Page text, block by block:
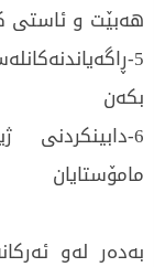
هەبێت و ئاستی
5-
بكەن
6-
مامۆستایان
بەدەر لەو